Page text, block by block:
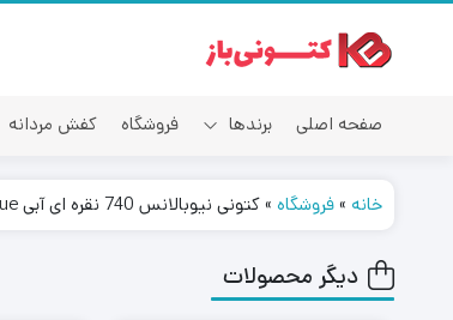
صفحه اصلی برندها
آدیداس
فروشگاه کفش مردانه
خانه »فروشگاه»کتونی نیوبالانس 740 نقره ای آبی New Balance 740 Silver Blue
دیگر محصولات